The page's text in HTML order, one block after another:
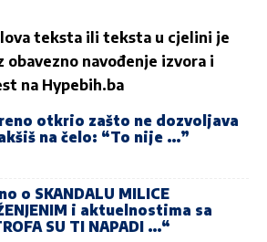
teksta ili teksta u cjelini je
obavezno navođenje izvora i
na Hypebih.ba
otkrio zašto ne dozvoljava
na čelo: “To nije …”
o SKANDALU MILICE
i aktuelnostima sa
SU TI NAPADI …“